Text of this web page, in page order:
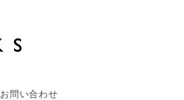
お問い合わせ